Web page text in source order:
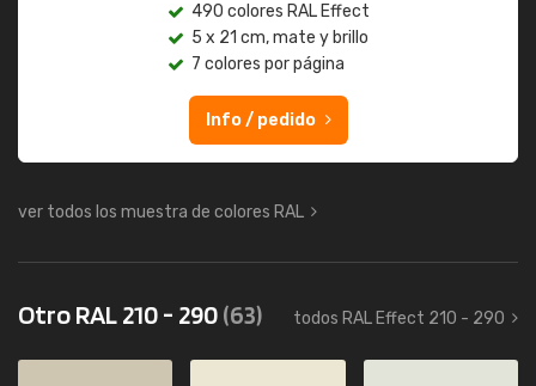
490 colores RAL Effect
5 x 21 cm, mate y brillo
7 colores por página
Info / pedido
ver todos los muestra de colores RAL
Otro RAL 210 - 290(63) todos RAL Effect 210 - 290